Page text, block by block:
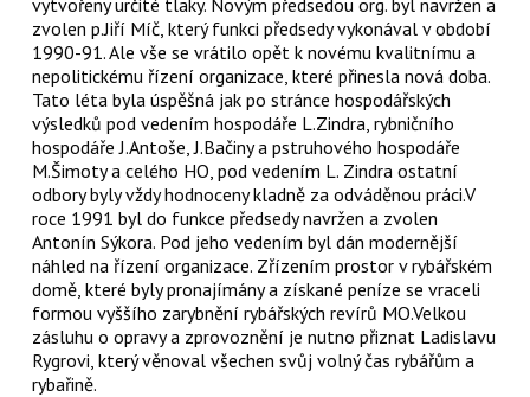
zvolen p.Jiří Míč, který funkci předsedy vykonával v období
1990-91. Ale vše se vrátilo opět k novému kvalitnímu a
nepolitickému řízení organizace, které přinesla nová doba.
Tato léta byla úspěšná jak po stránce hospodářských
výsledků pod vedením hospodáře L.Zindra, rybničního
hospodáře J.Antoše, J.Bačiny a pstruhového hospodáře
M.Šimoty a celého HO, pod vedením L. Zindra ostatní
odbory byly vždy hodnoceny kladně za odváděnou práci.V
roce 1991 byl do funkce předsedy navržen a zvolen
Antonín Sýkora. Pod jeho vedením byl dán modernější
náhled na řízení organizace. Zřízením prostor v rybářském
domě, které byly pronajímány a získané peníze se vraceli
formou vyššího zarybnění rybářských revírů MO.Velkou
zásluhu o opravy a zprovoznění je nutno přiznat Ladislavu
Rygrovi, který věnoval všechen svůj volný čas rybářům a
rybařině.